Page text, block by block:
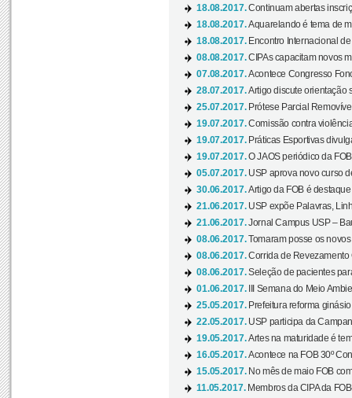
18.08.2017.Continuam abertas
18.08.2017.Aquarelando é tema de
18.08.2017. Encontro Internacional
08.08.2017.CIPAs capacitam novos
07.08.2017.Acontece Congresso
28.07.2017.Artigo discute orientação
25.07.2017. Prótese Parcial
19.07.2017.Comissão contra
19.07.2017. Práticas Esportivas
19.07.2017.O JAOS periódico da
05.07.2017. USP aprova novo curso
30.06.2017.Artigo da FOB é
21.06.2017. USP expõe Palavras,
21.06.2017.Jornal Campus USP –
08.06.2017.Tomaram posse os
08.06.2017.Corrida de Revezamento
08.06.2017.Seleção de pacientes
01.06.2017.
III Semana do Meio
25.05.2017. Prefeitura reforma
22.05.2017. USP participa da
19.05.2017.Artes na maturidade é
16.05.2017.Acontece na FOB 30º
15.05.2017. No mês de maio FOB
11.05.2017. Membros da CIPA da